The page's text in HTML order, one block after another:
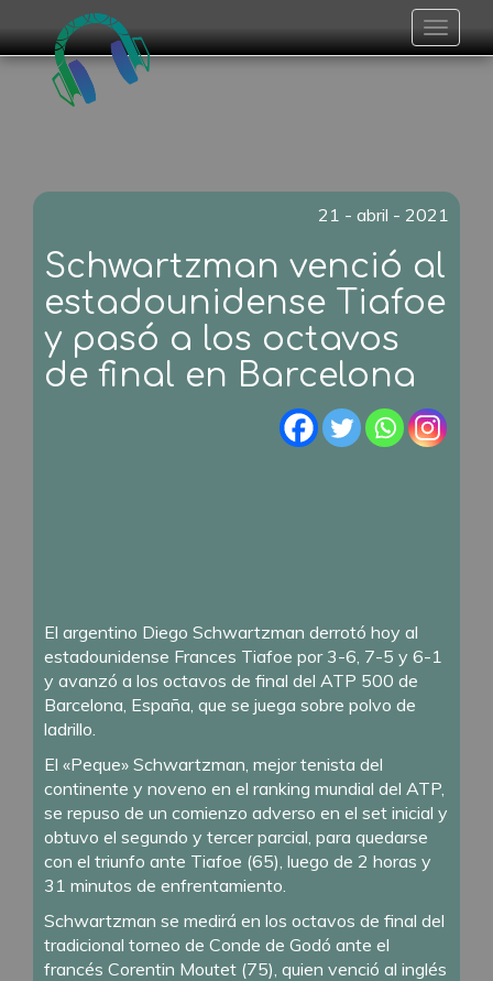
Toggle
21 - abril - 2021
Schwartzman venció al
estadounidense Tiafoe
y pasó a los octavos
de final en Barcelona
El argentino Diego Schwartzman derrotó hoy al
estadounidense Frances Tiafoe por 3-6, 7-5 y 6-1
y avanzó a los octavos de final del ATP 500 de
Barcelona, España, que se juega sobre polvo de
ladrillo.
El «Peque» Schwartzman, mejor tenista del
continente y noveno en el ranking mundial del ATP,
se repuso de un comienzo adverso en el set inicial y
obtuvo el segundo y tercer parcial, para quedarse
con el triunfo ante Tiafoe (65), luego de 2 horas y
31 minutos de enfrentamiento.
Schwartzman se medirá en los octavos de final del
tradicional torneo de Conde de Godó ante el
francés Corentin Moutet (75), quien venció al inglés